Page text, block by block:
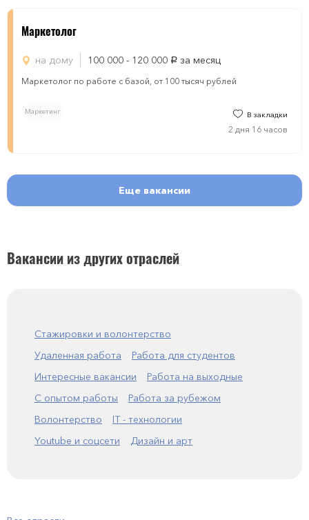
Маркетолог
на дому 100 000 - 120 000 руб. за месяц
Маркетолог по работе с базой, от 100 тысяч рублей
Маркетинг В закладки
2 дня 16 часов
Еще вакансии
Вакансии из других отраслей
Стажировки и волонтерство
Удаленная работа
Работа для студентов
Интересные вакансии
Работа на выходные
С опытом работы
Работа за рубежом
Волонтерство
IT - технологии
Youtube и соцсети
Дизайн и арт